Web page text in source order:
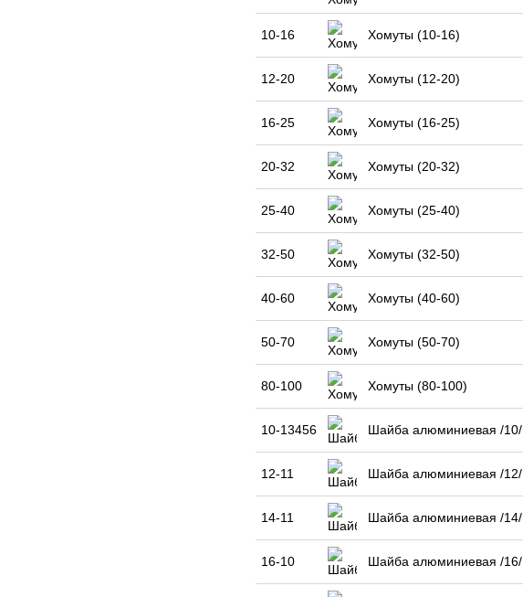
10-16 Хомуты (10-16)
12-20 Хомуты (12-20)
16-25 Хомуты (16-25)
20-32 Хомуты (20-32)
25-40 Хомуты (25-40)
32-50 Хомуты (32-50)
40-60 Хомуты (40-60)
50-70 Хомуты (50-70)
80-100 Хомуты (80-100)
10-13456 Шайба алюминиевая /10/
12-11 Шайба алюминиевая /12/
14-11 Шайба алюминиевая /14/
16-10 Шайба алюминиевая /16/